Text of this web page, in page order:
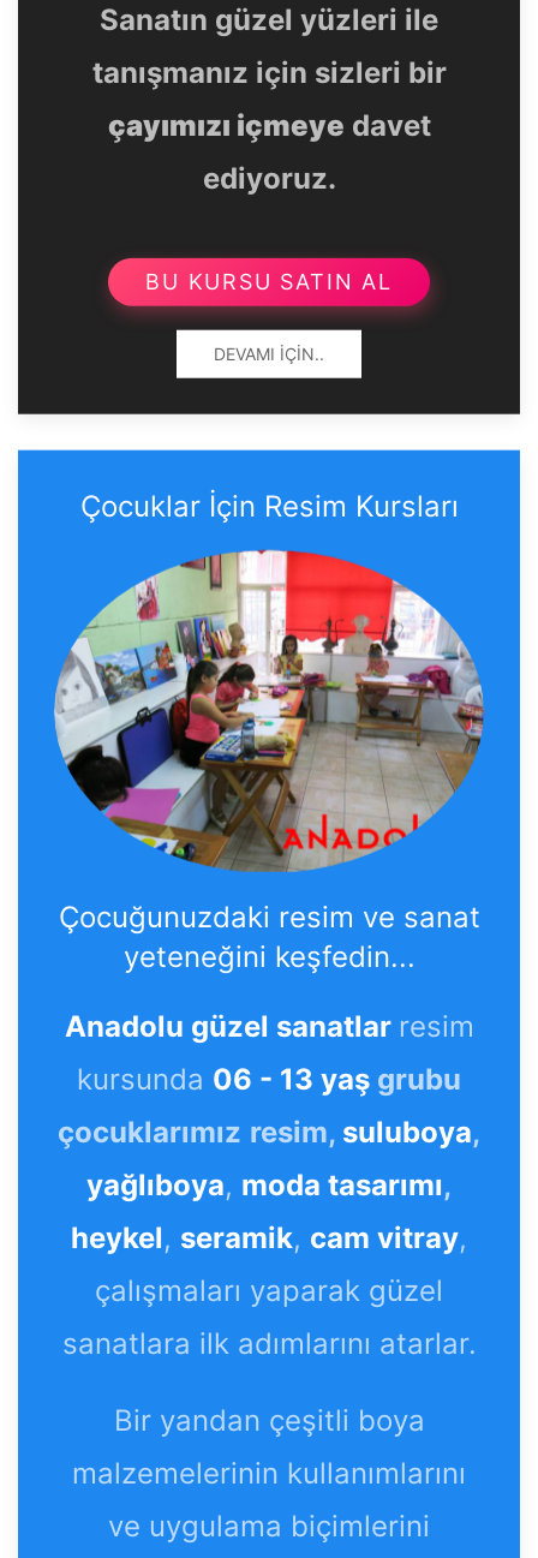
Sanatın güzel yüzleri ile
tanışmanız için sizleri bir
çayımızı içmeye davet
ediyoruz.
BU KURSU SATIN AL
DEVAMI İÇIN..
Çocuklar İçin Resim Kursları
Çocuğunuzdaki resim ve sanat
yeteneğini keşfedin...
Anadolu güzel sanatlar resim
kursunda 06 - 13 yaş grubu
çocuklarımız resim, suluboya,
yağlıboya, moda tasarımı,
heykel, seramik, cam vitray,
çalışmaları yaparak güzel
sanatlara ilk adımlarını atarlar.
Bir yandan çeşitli boya
malzemelerinin kullanımlarını
ve uygulama biçimlerini